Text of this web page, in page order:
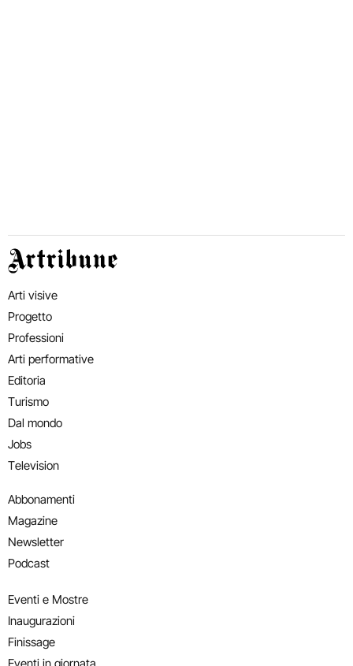
Artribune
Arti visive
Progetto
Professioni
Arti performative
Editoria
Turismo
Dal mondo
Jobs
Television
Abbonamenti
Magazine
Newsletter
Podcast
Eventi e Mostre
Inaugurazioni
Finissage